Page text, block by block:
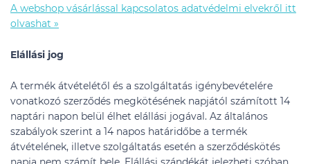
A webshop vásárlással kapcsolatos adatvédelmi elvekről itt
olvashat »
Elállási jog
A termék átvételétől és a szolgáltatás igénybevételére
vonatkozó szerződés megkötésének napjától számított 14
naptári napon belül élhet elállási jogával. Az általános
szabályok szerint a 14 napos határidőbe a termék
átvételének, illetve szolgáltatás esetén a szerződéskötés